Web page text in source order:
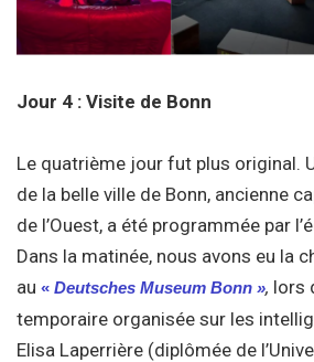
Jour 4 : Visite de Bonn
Le quatrième jour fut plus original.
de la belle ville de Bonn, ancienne
de l’Ouest, a été programmée par
Dans la matinée, nous avons eu la
au « Deutsches Museum Bonn », lors
temporaire organisée sur les
Elisa Laperrière (diplômée de